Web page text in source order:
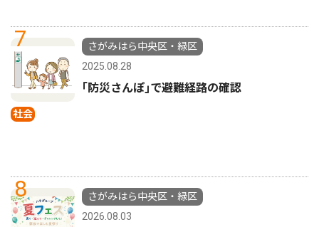
7
社会
さがみはら中央区・緑区
2025.08.28
｢防災さんぽ｣で避難経路の確認
8
さがみはら中央区・緑区
2026.08.03